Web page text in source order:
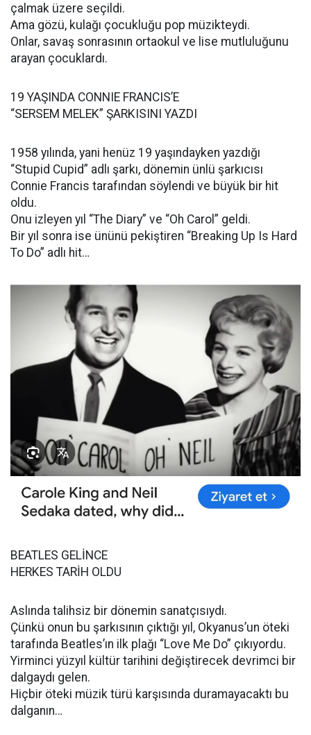
çalmak üzere seçildi.
Ama gözü, kulağı çocukluğu pop müzikteydi.
Onlar, savaş sonrasının ortaokul ve lise mutluluğunu
arayan çocuklardı.
19 YAŞINDA CONNIE FRANCIS’E
“SERSEM MELEK” ŞARKISINI YAZDI
1958 yılında, yani henüz 19 yaşındayken yazdığı
“Stupid Cupid” adlı şarkı, dönemin ünlü şarkıcısı
Connie Francis tarafından söylendi ve büyük bir hit
oldu.
Onu izleyen yıl “The Diary” ve “Oh Carol” geldi.
Bir yıl sonra ise ününü pekiştiren “Breaking Up Is Hard
To Do” adlı hit…
BEATLES GELİNCE
HERKES TARİH OLDU
Aslında talihsiz bir dönemin sanatçısıydı.
Çünkü onun bu şarkısının çıktığı yıl, Okyanus’un öteki
tarafında Beatles’ın ilk plağı “Love Me Do” çıkıyordu.
Yirminci yüzyıl kültür tarihini değiştirecek devrimci bir
dalgaydı gelen.
Hiçbir öteki müzik türü karşısında duramayacaktı bu
dalganın…